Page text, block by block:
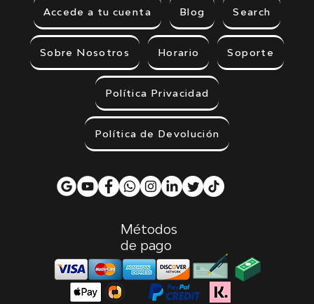
Métodos
de pago
Accede a tu cuenta Blog Search
Sobre Nosotros Horario Soporte
Política Privacidad
Política de Devolución